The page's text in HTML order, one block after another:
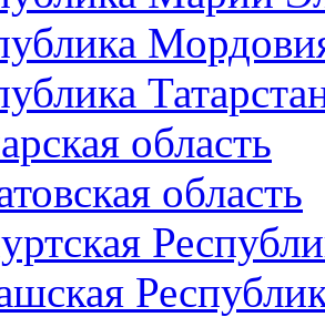
область
область